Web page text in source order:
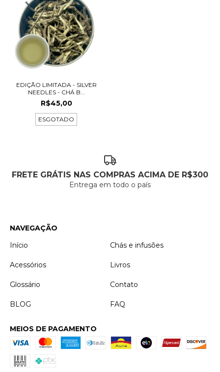
EDIÇÃO LIMITADA - SILVER
NEEDLES - CHÁ B...
R$45,00
ESGOTADO
FRETE GRÁTIS NAS COMPRAS ACIMA DE R$300
Entrega em todo o país
NAVEGAÇÃO
Início
Chás e infusões
Acessórios Livros
Glossário Contato
BLOG FAQ
MEIOS DE PAGAMENTO